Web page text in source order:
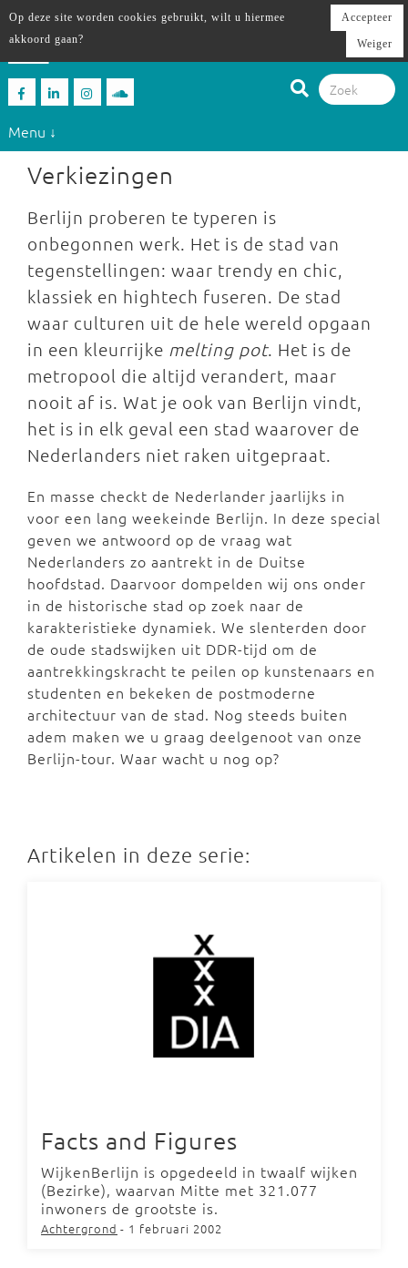
Menu ↓
Verkiezingen
Berlijn proberen te typeren is
onbegonnen werk. Het is de stad van
tegenstellingen: waar trendy en chic,
klassiek en hightech fuseren. De stad
waar culturen uit de hele wereld opgaan
in een kleurrijke melting pot. Het is de
metropool die altijd verandert, maar
nooit af is. Wat je ook van Berlijn vindt,
het is in elk geval een stad waarover de
Nederlanders niet raken uitgepraat.
En masse checkt de Nederlander jaarlijks in
voor een lang weekeinde Berlijn. In deze special
geven we antwoord op de vraag wat
Nederlanders zo aantrekt in de Duitse
hoofdstad. Daarvoor dompelden wij ons onder
in de historische stad op zoek naar de
karakteristieke dynamiek. We slenterden door
de oude stadswijken uit DDR-tijd om de
aantrekkingskracht te peilen op kunstenaars en
studenten en bekeken de postmoderne
architectuur van de stad. Nog steeds buiten
adem maken we u graag deelgenoot van onze
Berlijn-tour. Waar wacht u nog op?
Artikelen in deze serie:
Facts and Figures
WijkenBerlijn is opgedeeld in twaalf wijken
(Bezirke), waarvan Mitte met 321.077
inwoners de grootste is.
Achtergrond - 1 februari 2002
Op deze site worden cookies gebruikt, wilt u hiermee
akkoord gaan?
Accepteer
Weiger